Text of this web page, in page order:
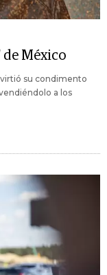
de México
su condimento
a los